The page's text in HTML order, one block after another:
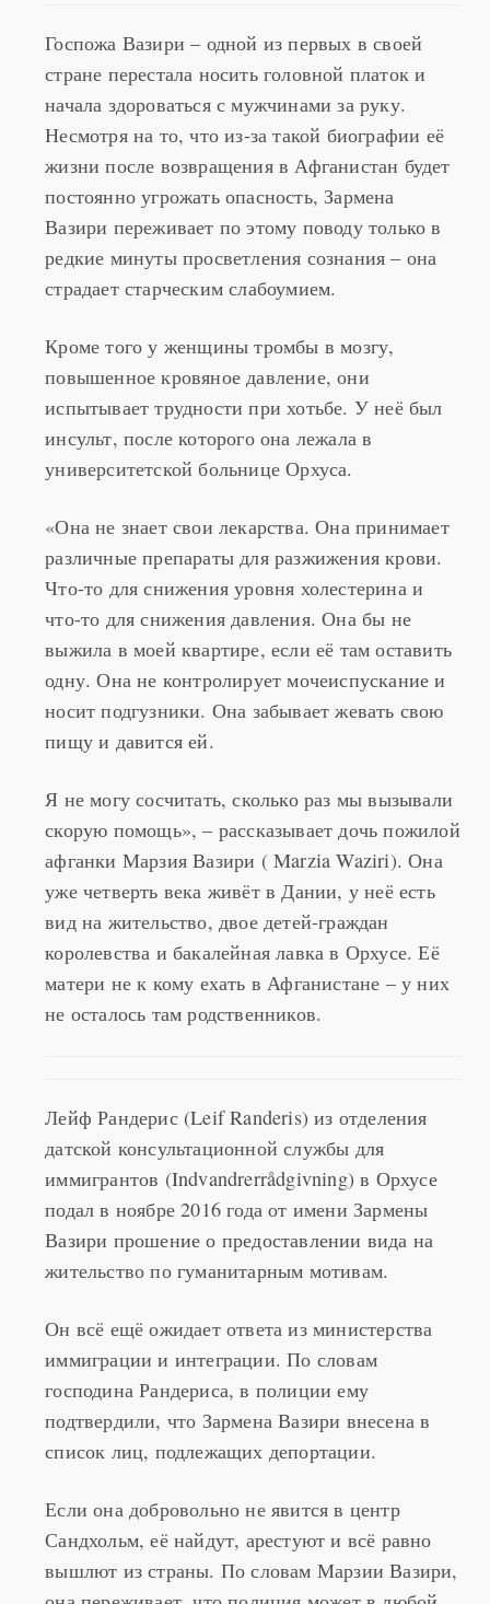
стране перестала носить головной платок и
начала здороваться с мужчинами за руку.
Несмотря на то, что из-за такой биографии её
жизни после возвращения в Афганистан будет
постоянно угрожать опасность, Зармена
Вазири переживает по этому поводу только в
редкие минуты просветления сознания – она
страдает старческим слабоумием.
повышенное кровяное давление, они
испытывает трудности при хотьбе. У неё был
инсульт, после которого она лежала в
университетской больнице Орхуса.
различные препараты для разжижения крови.
Что-то для снижения уровня холестерина и
что-то для снижения давления. Она бы не
выжила в моей квартире, если её там оставить
одну. Она не контролирует мочеиспускание и
носит подгузники. Она забывает жевать свою
пищу и давится ей.
скорую помощь», – рассказывает дочь пожилой
афганки Марзия Вазири ( Marzia Waziri). Она
уже четверть века живёт в Дании, у неё есть
вид на жительство, двое детей-граждан
королевства и бакалейная лавка в Орхусе. Её
матери не к кому ехать в Афганистане – у них
не осталось там родственников.
датской консультационной службы для
иммигрантов (Indvandrerrådgivning) в Орхусе
подал в ноябре 2016 года от имени Зармены
Вазири прошение о предоставлении вида на
жительство по гуманитарным мотивам.
иммиграции и интеграции. По словам
господина Рандериса, в полиции ему
подтвердили, что Зармена Вазири внесена в
список лиц, подлежащих депортации.
Сандхольм, её найдут, арестуют и всё равно
вышлют из страны. По словам Марзии Вазири,
она переживает, что полиция может в любой